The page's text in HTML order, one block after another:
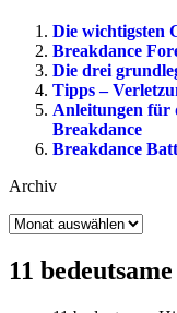
Die wichtigsten
Breakdance
Die drei
Tipps –
Anleitungen für
Breakdance
Breakdance
Archiv
Archiv
11